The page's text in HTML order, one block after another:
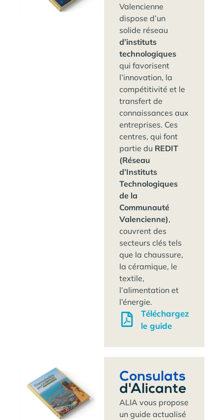
Valencienne
dispose d’un
solide réseau
d’instituts
technologiques
qui favorisent
l’innovation, la
compétitivité et le
transfert de
connaissances aux
entreprises. Ces
centres, qui font
partie du REDIT
(Réseau
d’Instituts
Technologiques
de la
Communauté
Valencienne),
couvrent des
secteurs clés tels
que la chaussure,
la céramique, le
textile,
l’alimentation et
l’énergie.
Téléchargez
le guide
Consulats
d'Alicante
ALIA vous propose
un guide actualisé